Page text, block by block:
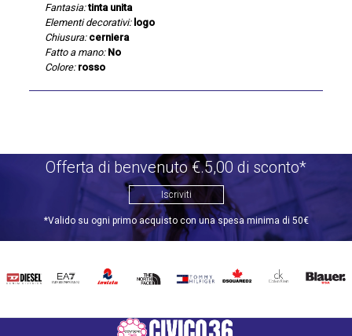
Fantasia: tinta unita
Elementi decorativi: logo
Chiusura: cerniera
Fatto a mano: No
Colore: rosso
Offerta di benvenuto €.5,00 di sconto*
Iscriviti
*Valido su ogni primo acquisto con una spesa minima di 50€
DIESEL EA7 INVICTATHE
TOMMY
DSQUARED2
CALVIN BLAUER